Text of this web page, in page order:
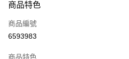
信用卡一次付款
信用卡分期付款
商品特色
商品編號
6593983
商品特色